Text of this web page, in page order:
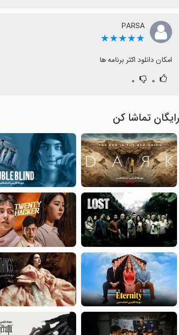
PARSA
★★★★★
امکان دانلود اکثر برنامه ها
۰ ۰
رایگان تماشا کن